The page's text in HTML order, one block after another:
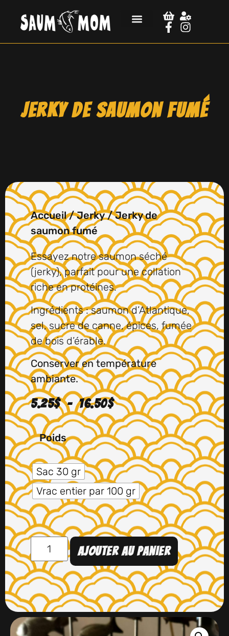
Jerky de saumon fumé
Accueil/Jerky/ Jerky de
saumon fumé
Essayez notre saumon séché
(jerky), parfait pour une collation
riche en protéines.
Ingrédients : saumon d’Atlantique,
sel, sucre de canne, épices, fumée
de bois d’érable.
Conserver en température
ambiante.
5.25$ – 16.50$
Poids
Sac 30 gr
Vrac entier par 100 gr
Ajouter au panier